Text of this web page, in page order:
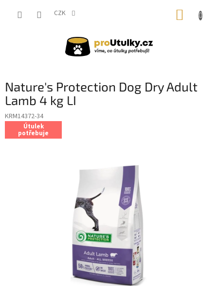
CZK
Nature's Protection Dog Dry Adult
Lamb 4 kg LI
KRM14372-34
Útulek
potřebuje